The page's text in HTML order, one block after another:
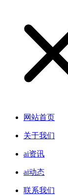
网站首页
关于我们
ai资讯
ai动态
联系我们